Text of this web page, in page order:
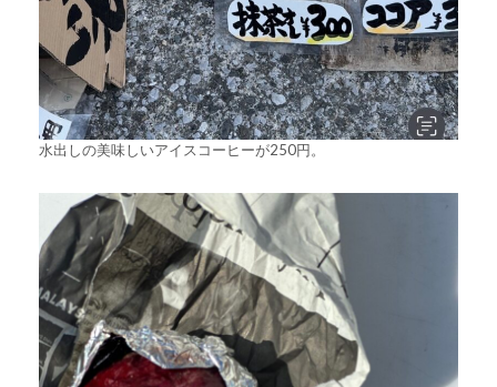
水出しの美味しいアイスコーヒーが250円。